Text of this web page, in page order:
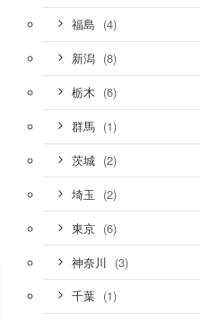
福島 (4)
新潟 (8)
栃木 (6)
群馬 (1)
茨城 (2)
埼玉 (2)
東京 (6)
神奈川 (3)
千葉 (1)